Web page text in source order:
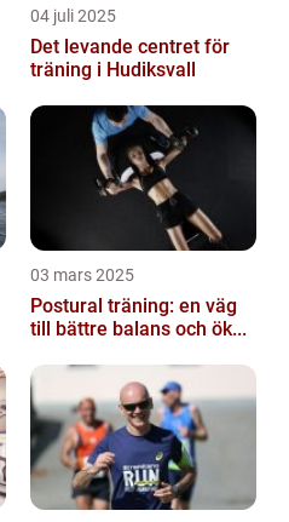
04 juli 2025
Det levande centret för
träning i Hudiksvall
03 mars 2025
Postural träning: en väg
till bättre balans och ök...